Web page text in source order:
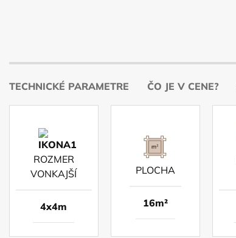
TECHNICKÉ PARAMETRE ČO JE V CENE?
ROZMER
VONKAJŠÍ
4x4m
PLOCHA
16m²